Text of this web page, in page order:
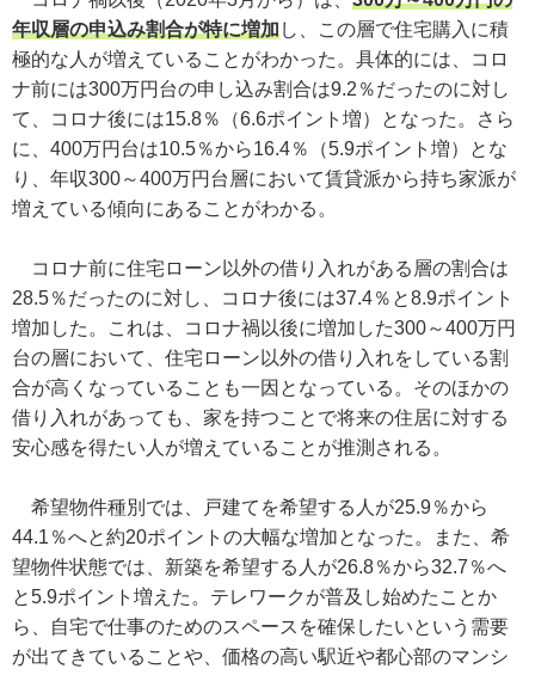
年収層の申込み割合が特に増加し、この層で住宅購入に積
極的な人が増えていることがわかった。具体的には、コロ
ナ前には300万円台の申し込み割合は9.2％だったのに対し
て、コロナ後には15.8％（6.6ポイント増）となった。さら
に、400万円台は10.5％から16.4％（5.9ポイント増）とな
り、年収300～400万円台層において賃貸派から持ち家派が
増えている傾向にあることがわかる。
コロナ前に住宅ローン以外の借り入れがある層の割合は
28.5％だったのに対し、コロナ後には37.4％と8.9ポイント
増加した。これは、コロナ禍以後に増加した300～400万円
台の層において、住宅ローン以外の借り入れをしている割
合が高くなっていることも一因となっている。そのほかの
借り入れがあっても、家を持つことで将来の住居に対する
安心感を得たい人が増えていることが推測される。
希望物件種別では、戸建てを希望する人が25.9％から
44.1％へと約20ポイントの大幅な増加となった。また、希
望物件状態では、新築を希望する人が26.8％から32.7％へ
と5.9ポイント増えた。テレワークが普及し始めたことか
ら、自宅で仕事のためのスペースを確保したいという需要
が出てきていることや、価格の高い駅近や都心部のマンシ